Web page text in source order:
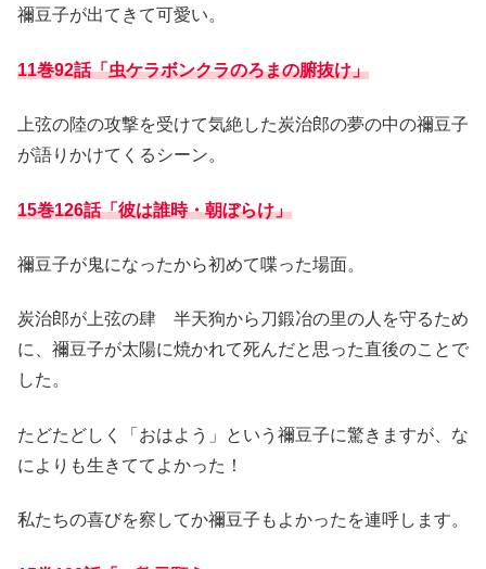
禰豆子が出てきて可愛い。
11巻92話「虫ケラボンクラのろまの腑抜け」
上弦の陸の攻撃を受けて気絶した炭治郎の夢の中の禰豆子
が語りかけてくるシーン。
15巻126話「彼は誰時・朝ぼらけ」
禰豆子が鬼になったから初めて喋った場面。
炭治郎が上弦の肆 半天狗から刀鍛冶の里の人を守るため
に、禰豆子が太陽に焼かれて死んだと思った直後のことで
した。
たどたどしく「おはよう」という禰豆子に驚きますが、な
によりも生きててよかった！
私たちの喜びを察してか禰豆子もよかったを連呼します。